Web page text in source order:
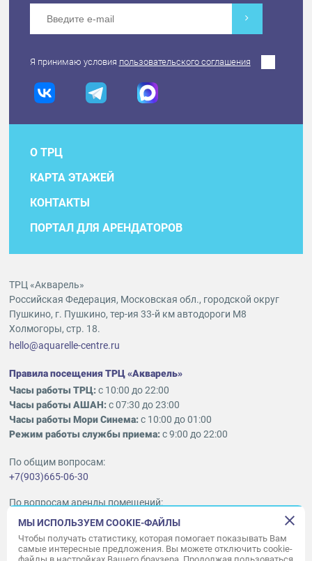
Я принимаю условия пользовательского соглашения
О ТРЦ
КАРТА ЭТАЖЕЙ
КОНТАКТЫ
ПОРТАЛ ДЛЯ АРЕНДАТОРОВ
ТРЦ «Акварель»
Российская Федерация, Московская обл., городской округ
Пушкино, г. Пушкино, тер-ия 33-й км автодороги М8
Холмогоры, стр. 18.
hello@aquarelle-centre.ru
Правила посещения ТРЦ «Акварель»
Часы работы ТРЦ:с 10:00 до 22:00
Часы работы АШАН:с 07:30 до 23:00
Часы работы Мори Синема:с 10:00 до 01:00
Режим работы службы приема:с 9:00 до 22:00
По общим вопросам:
+7(903)665-06-30
По вопросам аренды помещений:
ukleykina@nhood.com
+7(903)665-98-78
МЫ ИСПОЛЬЗУЕМ COOKIE-ФАЙЛЫ
Чтобы получать статистику, которая помогает показывать Вам
самые интересные предложения. Вы можете отключить cookie-